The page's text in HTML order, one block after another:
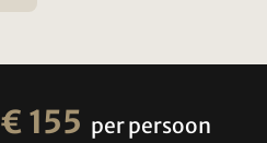
€ 155 per persoon